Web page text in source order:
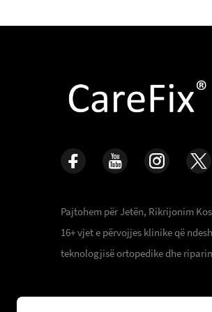
Pajtohem për Jetën, Rikrijonim
16+ vjet e përvojjes klinike që
teknologjisë ortopedike dhe